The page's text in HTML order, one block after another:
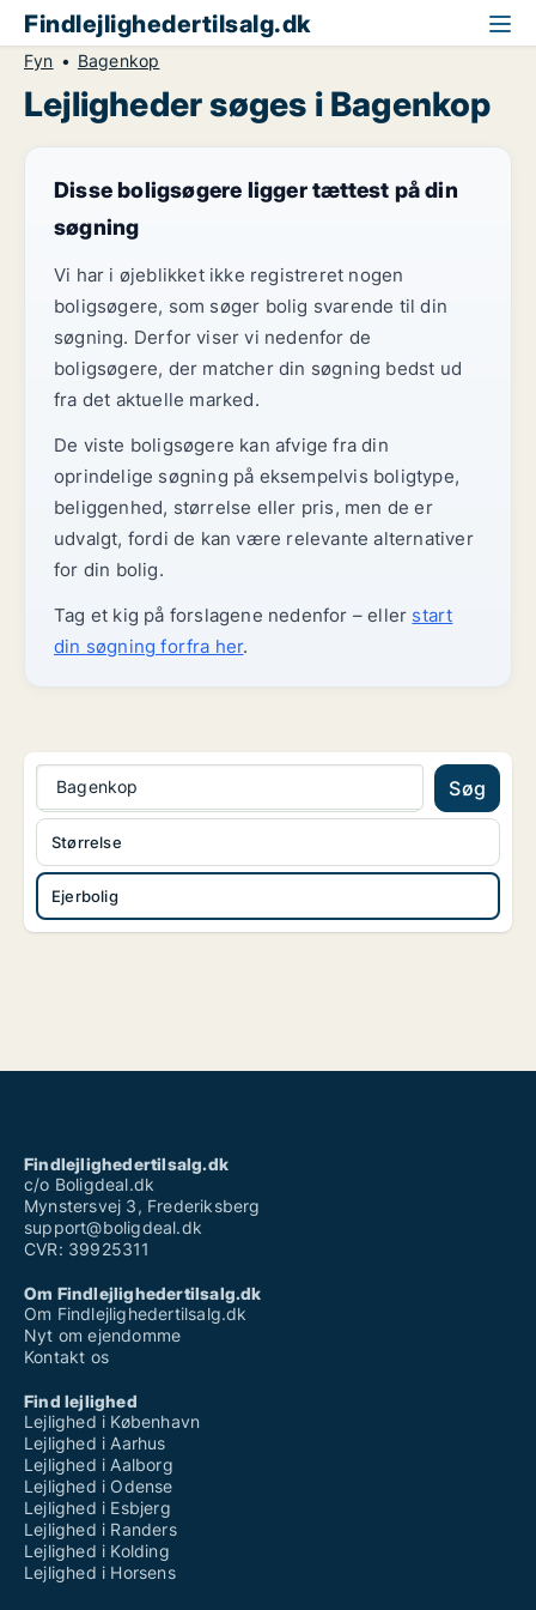
Findlejlighedertilsalg.dk
Fyn Bagenkop
Lejligheder søges i Bagenkop
Disse boligsøgere ligger tættest på din
søgning
Vi har i øjeblikket ikke registreret nogen
boligsøgere, som søger bolig svarende til din
søgning. Derfor viser vi nedenfor de
boligsøgere, der matcher din søgning bedst ud
fra det aktuelle marked.
De viste boligsøgere kan afvige fra din
oprindelige søgning på eksempelvis boligtype,
beliggenhed, størrelse eller pris, men de er
udvalgt, fordi de kan være relevante alternativer
for din bolig.
Tag et kig på forslagene nedenfor – eller start
din søgning forfra her.
Bagenkop Søg
Ejerbolig
Størrelse
Findlejlighedertilsalg.dk
c/o Boligdeal.dk
Mynstersvej 3, Frederiksberg
support@boligdeal.dk
CVR: 39925311
Om Findlejlighedertilsalg.dk
Om Findlejlighedertilsalg.dk
Nyt om ejendomme
Kontakt os
Find lejlighed
Lejlighed i København
Lejlighed i Aarhus
Lejlighed i Aalborg
Lejlighed i Odense
Lejlighed i Esbjerg
Lejlighed i Randers
Lejlighed i Kolding
Lejlighed i Horsens